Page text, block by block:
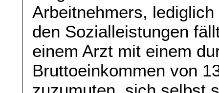
Arbeitnehmers,
den Sozialleistungen
einem Arzt mit einem
Bruttoeinkommen von